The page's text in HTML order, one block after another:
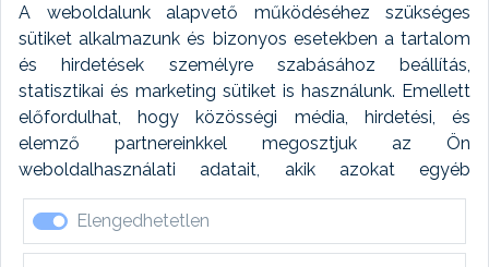
A weboldalunk alapvető működéséhez szükséges
sütiket alkalmazunk és bizonyos esetekben a tartalom
és hirdetések személyre szabásához beállítás,
statisztikai és marketing sütiket is használunk. Emellett
előfordulhat, hogy közösségi média, hirdetési, és
elemző partnereinkkel megosztjuk az Ön
weboldalhasználati adatait, akik azokat egyéb
forrásokból gyűjtött adatokkal kombinálhatják. A sütik
elfogadásával kapcsolatosan naplózást végzünk és
ezen adatokat 6 hónap után automatikusan töröljük. A
Elengedhetetlen
Fényképtár extra modul
Autómosó modul
Feladatütemezés